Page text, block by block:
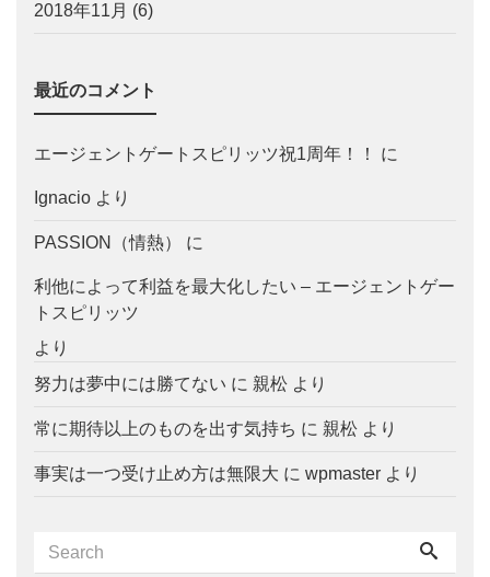
2018年11月 (6)
最近のコメント
エージェントゲートスピリッツ祝1周年！！ に
Ignacio より
PASSION（情熱） に
利他によって利益を最大化したい – エージェントゲー
トスピリッツ
より
努力は夢中には勝てない に 親松 より
常に期待以上のものを出す気持ち に 親松 より
事実は一つ受け止め方は無限大 に wpmaster より